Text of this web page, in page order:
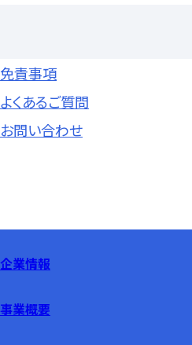
免責事項
よくあるご質問
お問い合わせ
企業情報
事業概要